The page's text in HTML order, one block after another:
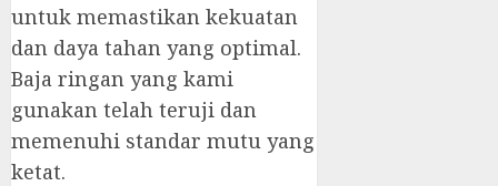
untuk memastikan kekuatan
dan daya tahan yang optimal.
Baja ringan yang kami
gunakan telah teruji dan
memenuhi standar mutu yang
ketat.